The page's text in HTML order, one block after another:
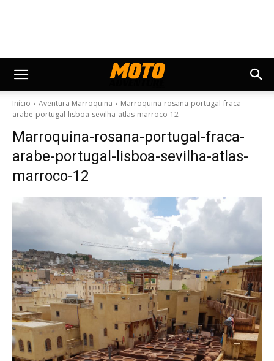
Início Aventura Marroquina
Marroquina-rosana-portugal-fraca-
arabe-portugal-lisboa-sevilha-atlas-marroco-12
Marroquina-rosana-portugal-fraca-
arabe-portugal-lisboa-sevilha-atlas-
marroco-12